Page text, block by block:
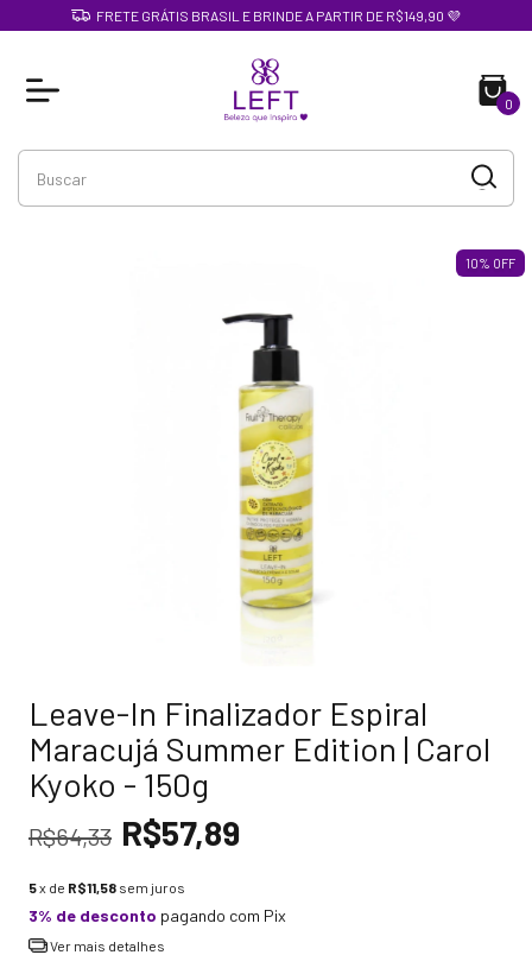
FRETE GRÁTIS BRASIL E BRINDE A PARTIR DE R$149,90 💜
0
10% OFF
Leave-In Finalizador Espiral
Maracujá Summer Edition | Carol
Kyoko - 150g
R$64,33 R$57,89
5x de R$11,58 sem juros
3% de desconto pagando com Pix
Ver mais detalhes